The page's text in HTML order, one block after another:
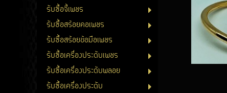
รับซื้อจี้เพชร
รับซื้อสร้อยคอเพชร
รับซื้อสร้อยข้อมือเพชร
รับซื้อเครื่องประดับเพชร
รับซื้อเครื่องประดับพลอย
รับซื้อเครื่องประดับ